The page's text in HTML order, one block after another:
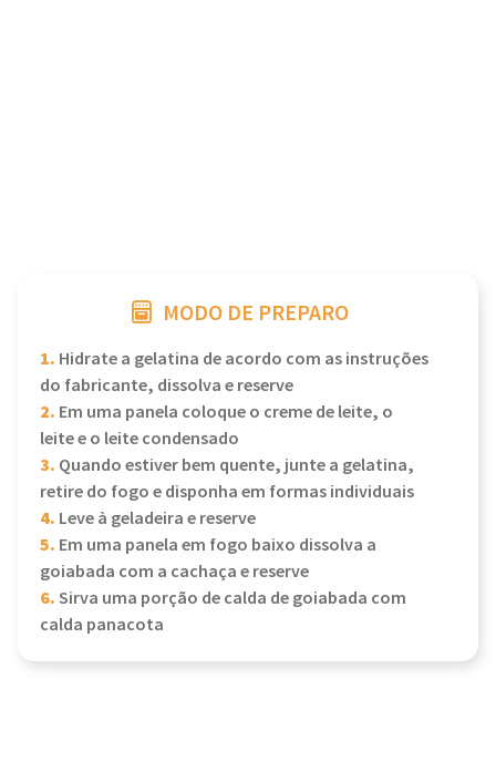
MODO DE PREPARO
1. Hidrate a gelatina de acordo com as instruções
do fabricante, dissolva e reserve
2. Em uma panela coloque o creme de leite, o
leite e o leite condensado
3. Quando estiver bem quente, junte a gelatina,
retire do fogo e disponha em formas individuais
4. Leve à geladeira e reserve
5. Em uma panela em fogo baixo dissolva a
goiabada com a cachaça e reserve
6.Sirva uma porção de calda de goiabada com
calda panacota